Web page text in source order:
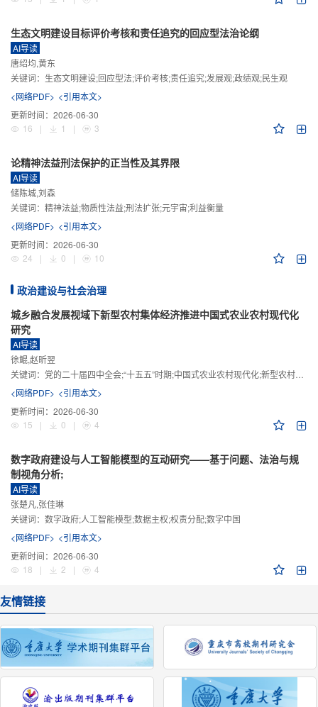
生态文明建设目标评价考核和责任追究的回应型法治论纲
AI导读
唐绍均,黄东
关键词： 生态文明建设;回应型法;评价考核;责任追究;发展观;政绩观;民生观
<网络PDF> <引用本文>
更新时间： 2026-06-30
16
| 1 | 3
论精神法益刑法保护的正当性及其界限
AI导读
储陈城,刘森
关键词： 精神法益;物质性法益;刑法扩张;元宇宙;利益衡量
<网络PDF> <引用本文>
更新时间： 2026-06-30
24
| 0 | 10
政治建设与社会治理
城乡融合发展视域下新型农村集体经济推进中国式农业农村现代化
研究
AI导读
徐鲲,赵昕翌
关键词： 党的二十届四中全会;“十五五”时期;中国式农业农村现代化;新型农村集体经济;城乡融合发展;新质生产力
<网络PDF> <引用本文>
更新时间： 2026-06-30
15
| 0 | 4
数字政府建设与人工智能模型的互动研究——基于问题、法治与规
制视角分析;
AI导读
张楚凡,张佳琳
关键词： 数字政府;人工智能模型;数据主权;权责分配;数字中国
<网络PDF> <引用本文>
更新时间： 2026-06-30
18
| 2 | 4
友情链接